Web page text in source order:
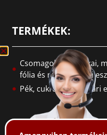
TERMÉKEK:
Csomagolástechnikai,
fólia és nyomdaipari
Pék, cukrász, sütőipari